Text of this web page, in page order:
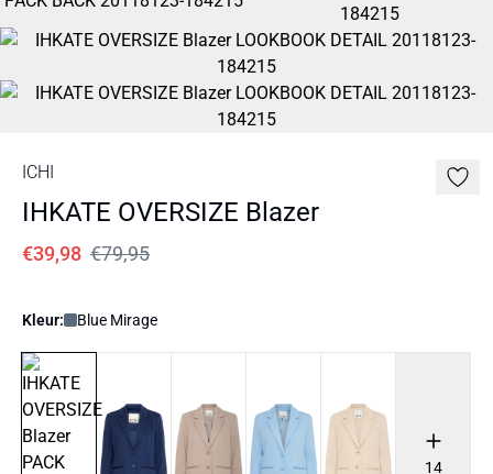
ICHI
IHKATE OVERSIZE Blazer
€39,98 €79,95
Kleur: Blue Mirage
14